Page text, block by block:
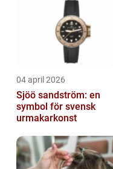
04 april 2026
Sjöö sandström: en
symbol för svensk
urmakarkonst